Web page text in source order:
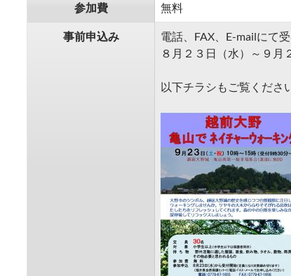
参加費 無料
事前申込み
電話、FAX、E-mailにて受
８月２３日（水）～９月
以下チラシもご覧くださ